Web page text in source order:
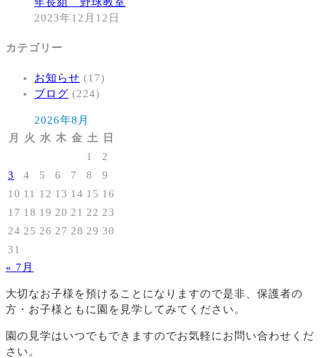
2023年12月12日
カテゴリー
お知らせ (17)
ブログ (224)
2026年8月
月
火 水 木 金 土
日
1
2
3
4 5 6 7 8
9
10 11 12 13 14 15 16
17 18 19 20 21 22 23
24 25 26 27 28 29 30
31
« 7月
大切なお子様を預けることになりますので是非、保護者の
方・お子様ともに園を見学してみてください。
園の見学はいつでもできますのでお気軽にお問い合わせくだ
さい。